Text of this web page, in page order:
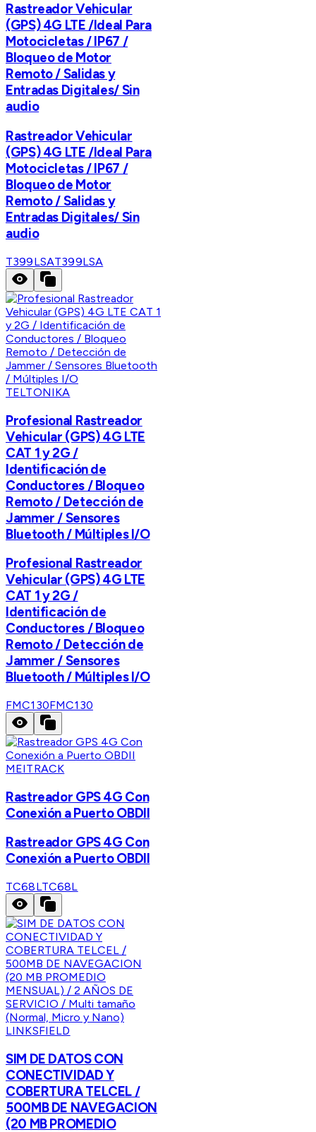
Rastreador Vehicular
(GPS) 4G LTE /Ideal Para
Motocicletas / IP67 /
Bloqueo de Motor
Remoto / Salidas y
Entradas Digitales/ Sin
audio
Rastreador Vehicular
(GPS) 4G LTE /Ideal Para
Motocicletas / IP67 /
Bloqueo de Motor
Remoto / Salidas y
Entradas Digitales/ Sin
audio
T399LSAT399LSA
TELTONIKA
Profesional Rastreador
Vehicular (GPS) 4G LTE
CAT 1 y 2G /
Identificación de
Conductores / Bloqueo
Remoto / Detección de
Jammer / Sensores
Bluetooth / Múltiples I/O
Profesional Rastreador
Vehicular (GPS) 4G LTE
CAT 1 y 2G /
Identificación de
Conductores / Bloqueo
Remoto / Detección de
Jammer / Sensores
Bluetooth / Múltiples I/O
FMC130FMC130
MEITRACK
Rastreador GPS 4G Con
Conexión a Puerto OBDII
Rastreador GPS 4G Con
Conexión a Puerto OBDII
TC68LTC68L
LINKSFIELD
SIM DE DATOS CON
CONECTIVIDAD Y
COBERTURA TELCEL /
500MB DE NAVEGACION
(20 MB PROMEDIO